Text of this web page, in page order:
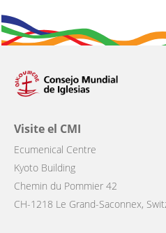
Visite el CMI
Ecumenical Centre
Kyoto Building
Chemin du Pommier 42
CH-1218 Le Grand-Saconnex,